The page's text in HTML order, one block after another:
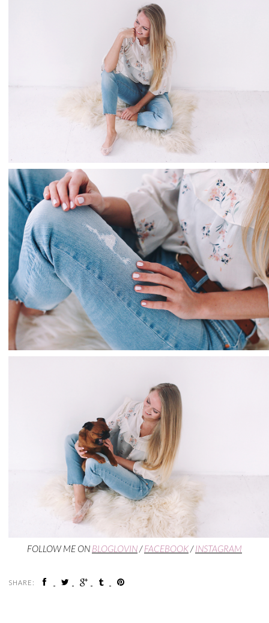
FOLLOW ME ON BLOGLOVIN/FACEBOOK/INSTAGRAM
SHARE: